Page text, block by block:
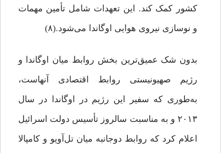
کشور کمک کند. این تعهدات شامل تأمین مهمات
و نوسازی نیروی هوایی اوگاندا می‌شود.(۸)
بدون شک عمیق‌ترین بخش روابط میان اوگاندا و
رژیم صهیونیستی روابط اقتصادی آنهاست،
به‌طوری که سفیر این رژیم در اوگاندا در سال
۲۰۱۳ و به مناسبت سالروز تأسیس دولت اسرائیل
اعلام کرد که روابط دوجانبه میان تل‌آویو و کامپالا